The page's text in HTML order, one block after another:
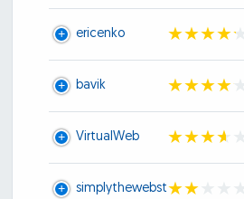
ericenko
bavik
VirtualWeb
simplythewebst